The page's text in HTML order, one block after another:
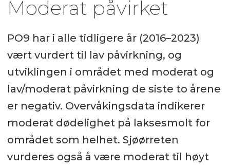
Moderat påvirket
PO9 har i alle tidligere år (2016–2023)
vært vurdert til lav påvirkning, og
utviklingen i området med moderat og
lav/moderat påvirkning de siste to årene
er negativ. Overvåkingsdata indikerer
moderat dødelighet på laksesmolt for
området som helhet. Sjøørreten
vurderes også å være moderat til høyt